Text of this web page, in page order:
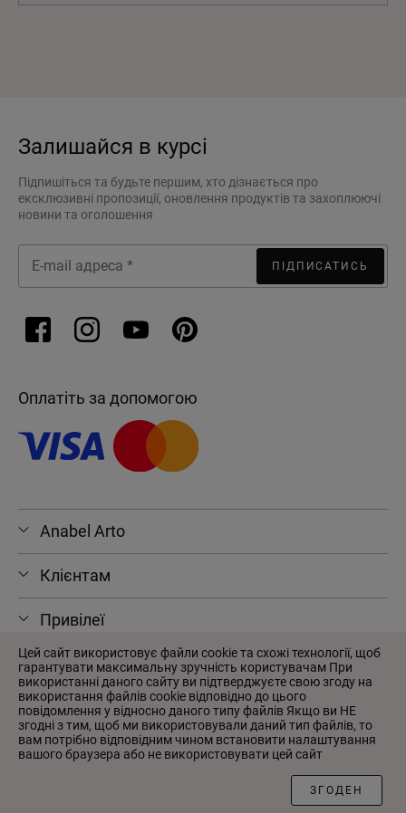
Залишайся в курсі
Підпишіться та будьте першим, хто дізнається про
ексклюзивні пропозиції, оновлення продуктів та захоплюючі
новини та оголошення
ПІДПИСАТИСЬ
Оплатіть за допомогою
Anabel Arto
Клієнтам
Привілеї
© 2026 Anabel Arto
Угода користувача
Політика конфіденційності
Цей сайт використовує файли cookie та схожі технології, щоб
гарантувати максимальну зручність користувачам При
використанні даного сайту ви підтверджуєте свою згоду на
використання файлів cookie відповідно до цього
повідомлення у відносно даного типу файлів Якщо ви НЕ
згодні з тим, щоб ми використовували даний тип файлів, то
вам потрібно відповідним чином встановити налаштування
вашого браузера або не використовувати цей сайт
ЗГОДЕН